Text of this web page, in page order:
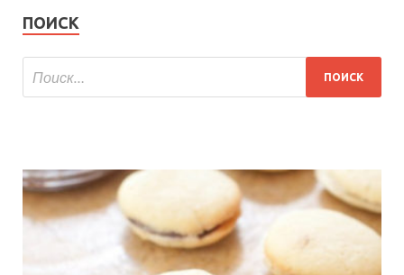
ПОИСК